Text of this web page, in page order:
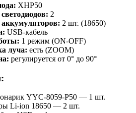
XHP50
2
2 шт. (18650)
USB-кабель
1 режим (ON-OFF)
луча: есть (ZOOM)
регулируется от 0° до 90°
YYC-8059-P50 — 1 шт.
Li-ion 18650 — 2 шт.